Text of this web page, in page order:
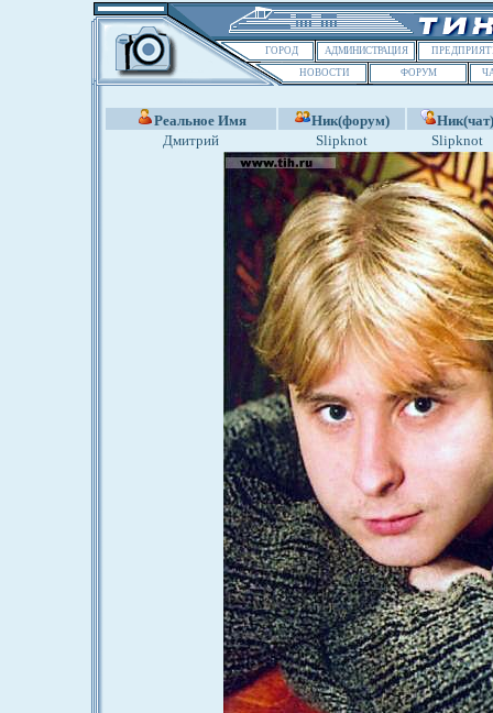
ГОРОД АДМИНИСТРАЦИЯ
НОВОСТИ
ФОРУМ
Реальное Имя Ник(форум)
Ник(чат)
Дмитрий
Slipknot Slipknot